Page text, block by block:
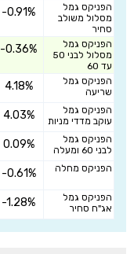
הפניקס גמל
מסלול משולב
סחיר
-0.91%
הפניקס גמל
מסלול לבני 50
עד 60
-0.36%
הפניקס גמל
שריעה
4.18%
הפניקס גמל
עוקב מדדי מניות
4.03%
הפניקס גמל
לבני 60 ומעלה
0.09%
הפניקס מחלה -0.61%
הפניקס גמל
אג"ח סחיר
-1.28%